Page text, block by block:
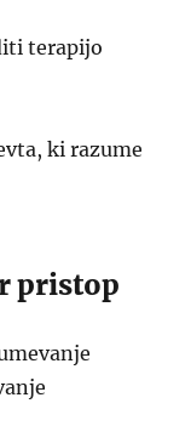
terapijo
ki razume
pristop